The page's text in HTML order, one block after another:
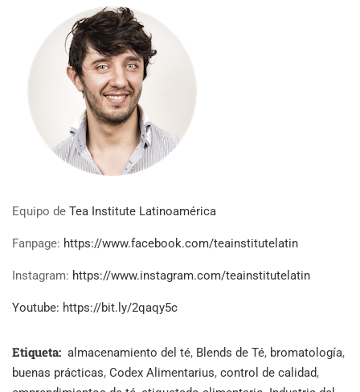
Equipo de Tea Institute Latinoamérica
Fanpage: https://www.facebook.com/teainstitutelatin
Instagram: https://www.instagram.com/teainstitutelatin
Youtube: https://bit.ly/2qaqy5c
Etiqueta: almacenamiento del té, Blends de Té, bromatología,
buenas prácticas, Codex Alimentarius, control de calidad,